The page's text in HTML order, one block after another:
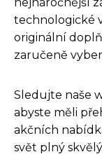
nejnáročnější
technologické
originální
zaručeně
Sledujte naše
abyste měli
akčních
svět plný